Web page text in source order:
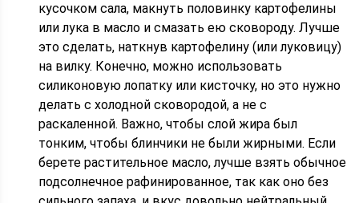
кусочком сала, макнуть половинку картофелины
или лука в масло и смазать ею сковороду. Лучше
это сделать, наткнув картофелину (или луковицу)
на вилку. Конечно, можно использовать
силиконовую лопатку или кисточку, но это нужно
делать с холодной сковородой, а не с
раскаленной. Важно, чтобы слой жира был
тонким, чтобы блинчики не были жирными. Если
берете растительное масло, лучше взять обычное
подсолнечное рафинированное, так как оно без